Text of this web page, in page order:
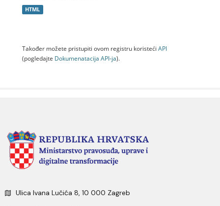
HTML
Također možete pristupiti ovom registru koristeći API
(pogledajte Dokumenаtаcijа API-jа).